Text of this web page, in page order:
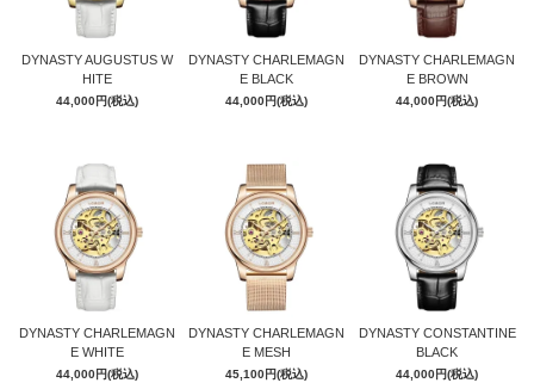
DYNASTY AUGUSTUS W
HITE
44,000円(税込)
DYNASTY CHARLEMAGN
E BLACK
44,000円(税込)
DYNASTY CHARLEMAGN
E BROWN
44,000円(税込)
DYNASTY CHARLEMAGN
E WHITE
44,000円(税込)
DYNASTY CHARLEMAGN
E MESH
45,100円(税込)
DYNASTY CONSTANTINE
BLACK
44,000円(税込)